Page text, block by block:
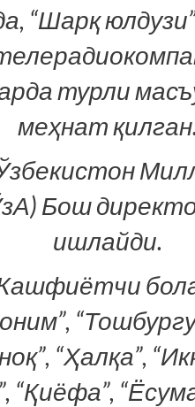
“Шарқ
турли
меҳнат қилган.
Бош
ишлайди.
“Ҳалқа”,
“Қиёфа”,